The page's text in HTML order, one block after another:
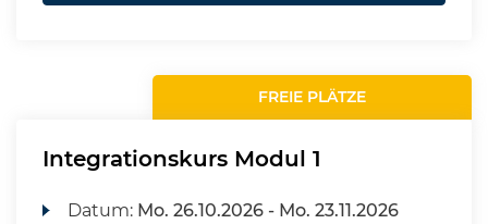
FREIE PLÄTZE
Integrationskurs Modul 1
Datum: Mo. 26.10.2026 - Mo. 23.11.2026